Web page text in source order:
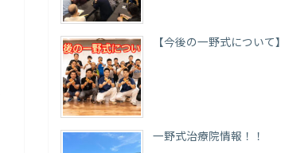
【今後の一野式について】
一野式治療院情報！！